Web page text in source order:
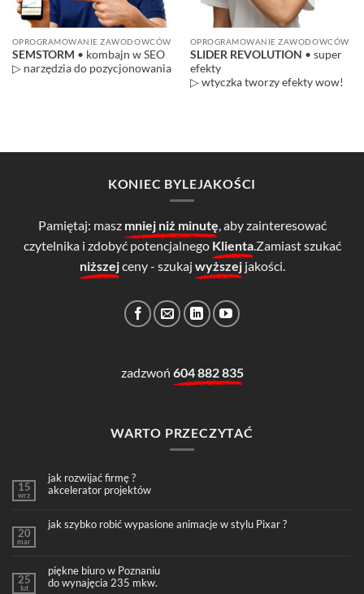
OPROGRAMOWANIE ZAWODOWCÓW
SEMSTORM • kombajn w SEO
▷ narzędzia do pozycjonowania
OPROGRAMOWANIE ZAWODOWCÓW
SLIDER REVOLUTION • super
efekty
▷ wtyczka tworzy efekty wow!
KONIEC BYLEJAKOŚCI
Pamiętaj: masz mniej niż minutę, aby zainteresować
czytelnika i zdobyć potencjalnego Klienta.Zamiast szukać
niższejceny - szukaj wyższejjakości.
zadzwoń 604 882 835
WARTO PRZECZYTAĆ
15
wrz
jak rozwijać firmę ?
akcelerator projektów
20
mar
jak szybko robić wypasione animacje w stylu Pixar ?
25
lut
piękne biuro w Poznaniu
do wynajęcia 235 mkw.